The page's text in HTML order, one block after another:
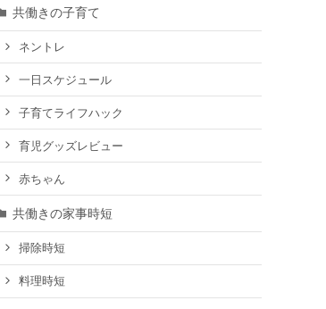
共働きの子育て
ネントレ
一日スケジュール
子育てライフハック
育児グッズレビュー
赤ちゃん
共働きの家事時短
掃除時短
料理時短